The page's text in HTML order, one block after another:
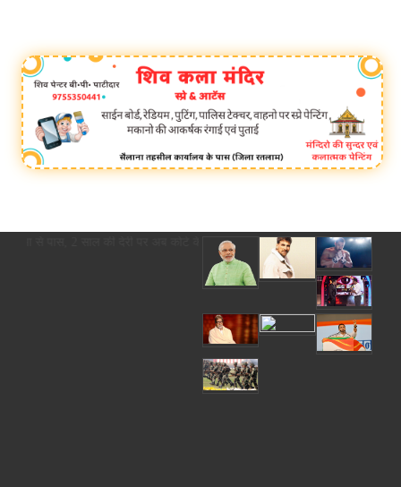
से पास, 2 साल की देरी पर अब कोर्ट के आदेश से ही होगा रजिस्ट्रेशन chief editor